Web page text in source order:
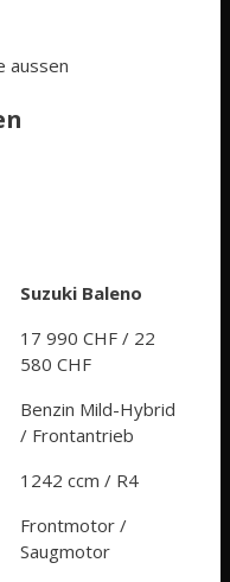
aussen
Suzuki Baleno
17 990 CHF / 22
580 CHF
Benzin Mild-Hybrid
/ Frontantrieb
1242 ccm / R4
Frontmotor /
Saugmotor